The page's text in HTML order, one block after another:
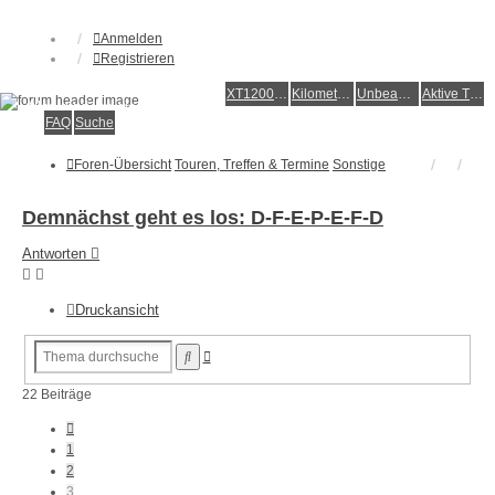
Anmelden
Registrieren
XT1200Z-Wiki Kilometerstatistik Unbeantwortete Themen Aktive Themen
Alles rund um die Yamaha XT1200Z Super Ténéré
FAQ Suche
Foren-Übersicht Touren, Treffen & Termine Sonstige
Demnächst geht es los: D-F-E-P-E-F-D
Antworten
Druckansicht
SucheErweiterte
22 Beiträge
1
2
3